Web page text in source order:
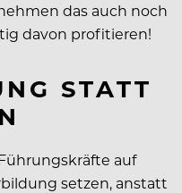
das auch noch
davon profitieren!
STATT
auf
setzen, anstatt